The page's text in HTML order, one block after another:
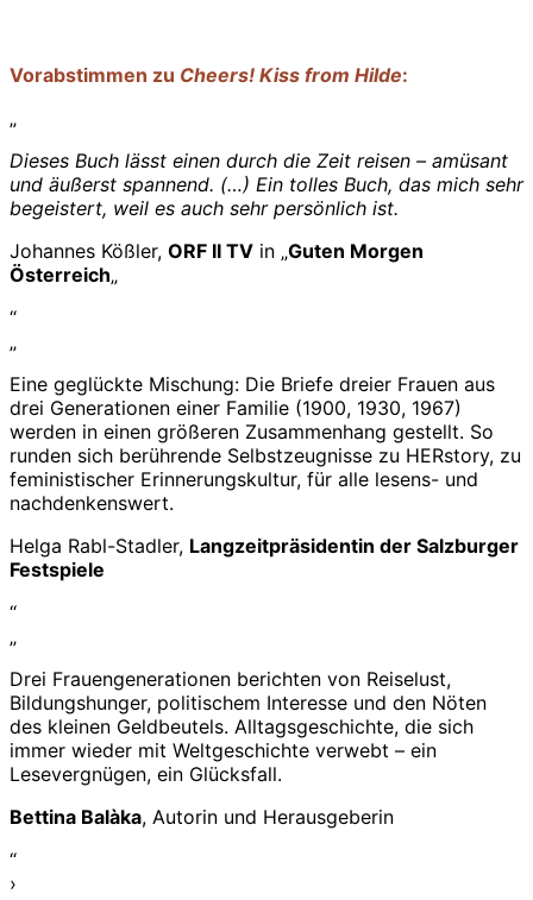
Vorabstimmen zu Cheers! Kiss from Hilde:
„
Dieses Buch lässt einen durch die Zeit reisen – amüsant
und äußerst spannend. (…) Ein tolles Buch, das mich sehr
begeistert, weil es auch sehr persönlich ist.
Johannes Kößler, ORF II TV in „Guten Morgen
Österreich„
“
„
Eine geglückte Mischung: Die Briefe dreier Frauen aus
drei Generationen einer Familie (1900, 1930, 1967)
werden in einen größeren Zusammenhang gestellt. So
runden sich berührende Selbstzeugnisse zu HERstory, zu
feministischer Erinnerungskultur, für alle lesens- und
nachdenkenswert.
Helga Rabl-Stadler, Langzeitpräsidentin der Salzburger
Festspiele
“
„
Drei Frauengenerationen berichten von Reiselust,
Bildungshunger, politischem Interesse und den Nöten
des kleinen Geldbeutels. Alltagsgeschichte, die sich
immer wieder mit Weltgeschichte verwebt – ein
Lesevergnügen, ein Glücksfall.
Bettina Balàka, Autorin und Herausgeberin
“
›